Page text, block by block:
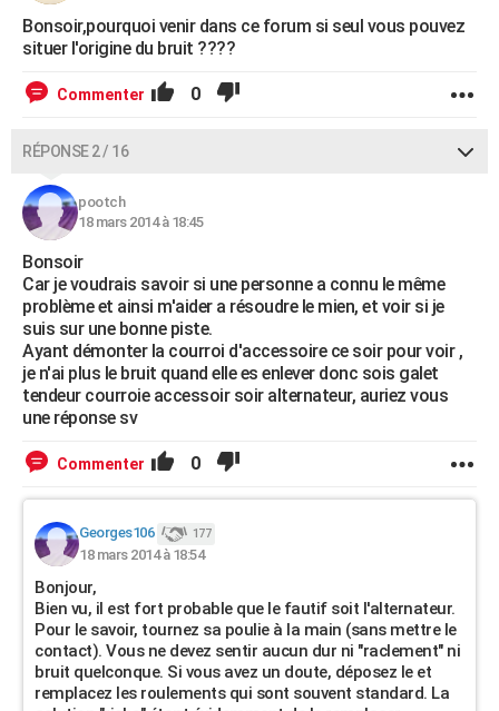
Bonsoir,pourquoi venir dans ce forum si seul vous pouvez
situer l'origine du bruit ????
Commenter 0
RÉPONSE 2 / 16
pootch
18 mars 2014 à 18:45
Bonsoir
Car je voudrais savoir si une personne a connu le même
problème et ainsi m'aider a résoudre le mien, et voir si je
suis sur une bonne piste.
Ayant démonter la courroi d'accessoire ce soir pour voir ,
je n'ai plus le bruit quand elle es enlever donc sois galet
tendeur courroie accessoir soir alternateur, auriez vous
une réponse sv
Commenter 0
Georges106 177
18 mars 2014 à 18:54
Bonjour,
Bien vu, il est fort probable que le fautif soit l'alternateur.
Pour le savoir, tournez sa poulie à la main (sans mettre le
contact). Vous ne devez sentir aucun dur ni "raclement" ni
bruit quelconque. Si vous avez un doute, déposez le et
remplacez les roulements qui sont souvent standard. La